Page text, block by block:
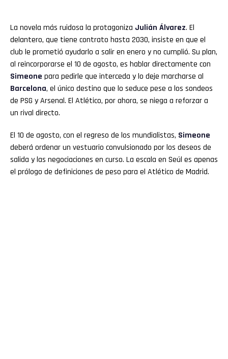
La novela más ruidosa la protagoniza Julián Álvarez. El
delantero, que tiene contrato hasta 2030, insiste en que el
club le prometió ayudarlo a salir en enero y no cumplió. Su plan,
al reincorporarse el 10 de agosto, es hablar directamente con
Simeone para pedirle que interceda y lo deje marcharse al
Barcelona, el único destino que lo seduce pese a los sondeos
de PSG y Arsenal. El Atlético, por ahora, se niega a reforzar a
un rival directo.
El 10 de agosto, con el regreso de los mundialistas, Simeone
deberá ordenar un vestuario convulsionado por los deseos de
salida y las negociaciones en curso. La escala en Seúl es apenas
el prólogo de definiciones de peso para el Atlético de Madrid.